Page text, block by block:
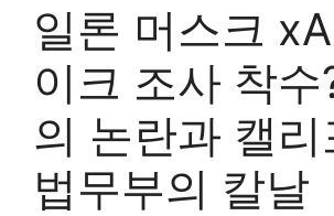
일론 머스크
이크 조사 착수
의 논란과 캘
법무부의 칼날